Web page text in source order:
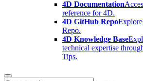
4D Documentation
reference for 4D.
4D GitHub Repo
Repo.
4D Knowledge Base
technical expertise
Tips.